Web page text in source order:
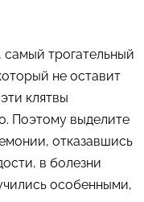
трогательный
не оставит
клятвы
Поэтому выделите
отказавшись
в болезни
особенными,